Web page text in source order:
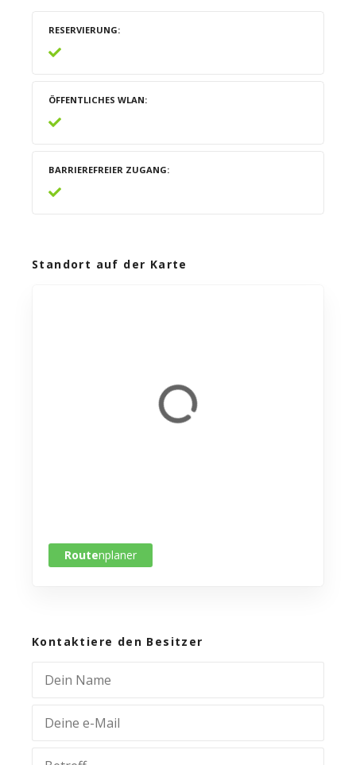
RESERVIERUNG
ÖFFENTLICHES WLAN
BARRIEREFREIER ZUGANG
Standort auf der Karte
Routenplaner
Kontaktiere den Besitzer